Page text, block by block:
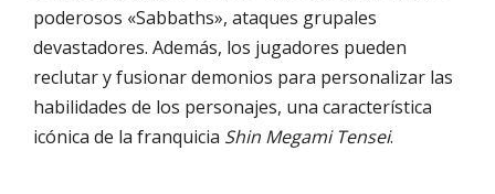
poderosos «Sabbaths», ataques grupales
devastadores. Además, los jugadores pueden
reclutar y fusionar demonios para personalizar las
habilidades de los personajes, una característica
icónica de la franquicia Shin Megami Tensei.